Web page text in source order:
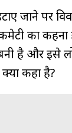
जाने पर
का
है और इसे
कहा है?